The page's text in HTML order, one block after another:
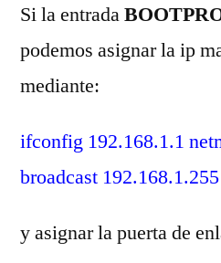
Si la entrada
podemos asignar la ip
mediante:
ifconfig 192.168.1.1
broadcast
y asignar la puerta de